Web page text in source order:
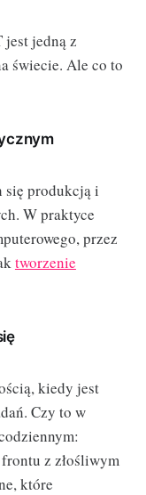
jest jedną z
świecie. Ale co to
się produkcją i
W praktyce
przez
tworzenie
kiedy jest
Czy to w
z złośliwym
które